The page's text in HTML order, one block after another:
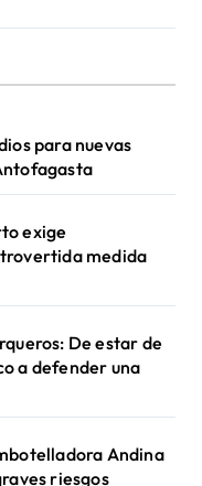
para nuevas
exige
medida
De estar de
a defender una
Andina
riesgos